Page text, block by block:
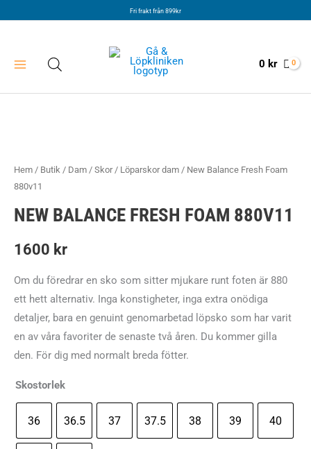
Fri frakt från 899kr
0 kr
Hem / Butik / Dam / Skor/ Löparskor dam / New Balance Fresh Foam
880v11
NEW BALANCE FRESH FOAM 880V11
1600 kr
Om du föredrar en sko som sitter mjukare runt foten är 880
ett hett alternativ. Inga konstigheter, inga extra onödiga
detaljer, bara en genuint genomarbetad löpsko som har varit
en av våra favoriter de senaste två åren. Du kommer gilla
den. För dig med normalt breda fötter.
Skostorlek
36 36.5 37 37.5 38 39 40